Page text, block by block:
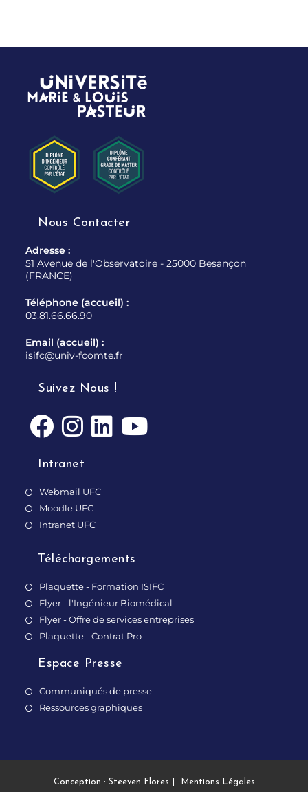
Nous Contacter
Adresse :
51 Avenue de l'Observatoire - 25000 Besançon
(FRANCE)
Téléphone (accueil) :
03.81.66.66.90
Email (accueil) :
isifc@univ-fcomte.fr
Suivez Nous !
Intranet
Webmail UFC
Moodle UFC
Intranet UFC
Téléchargements
Plaquette - Formation ISIFC
Flyer - l'Ingénieur Biomédical
Flyer - Offre de services entreprises
Plaquette - Contrat Pro
Espace Presse
Communiqués de presse
Ressources graphiques
Conception : Steeven Flores Mentions Légales